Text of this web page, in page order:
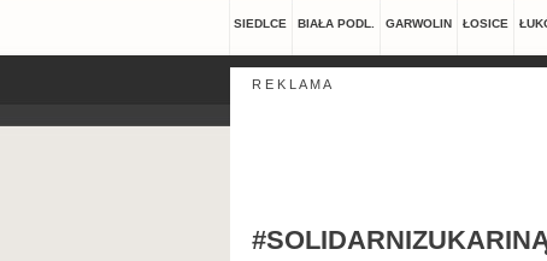
SIEDLCE BIAŁA PODL. GARWOLIN ŁOSICE
R E K L A M A